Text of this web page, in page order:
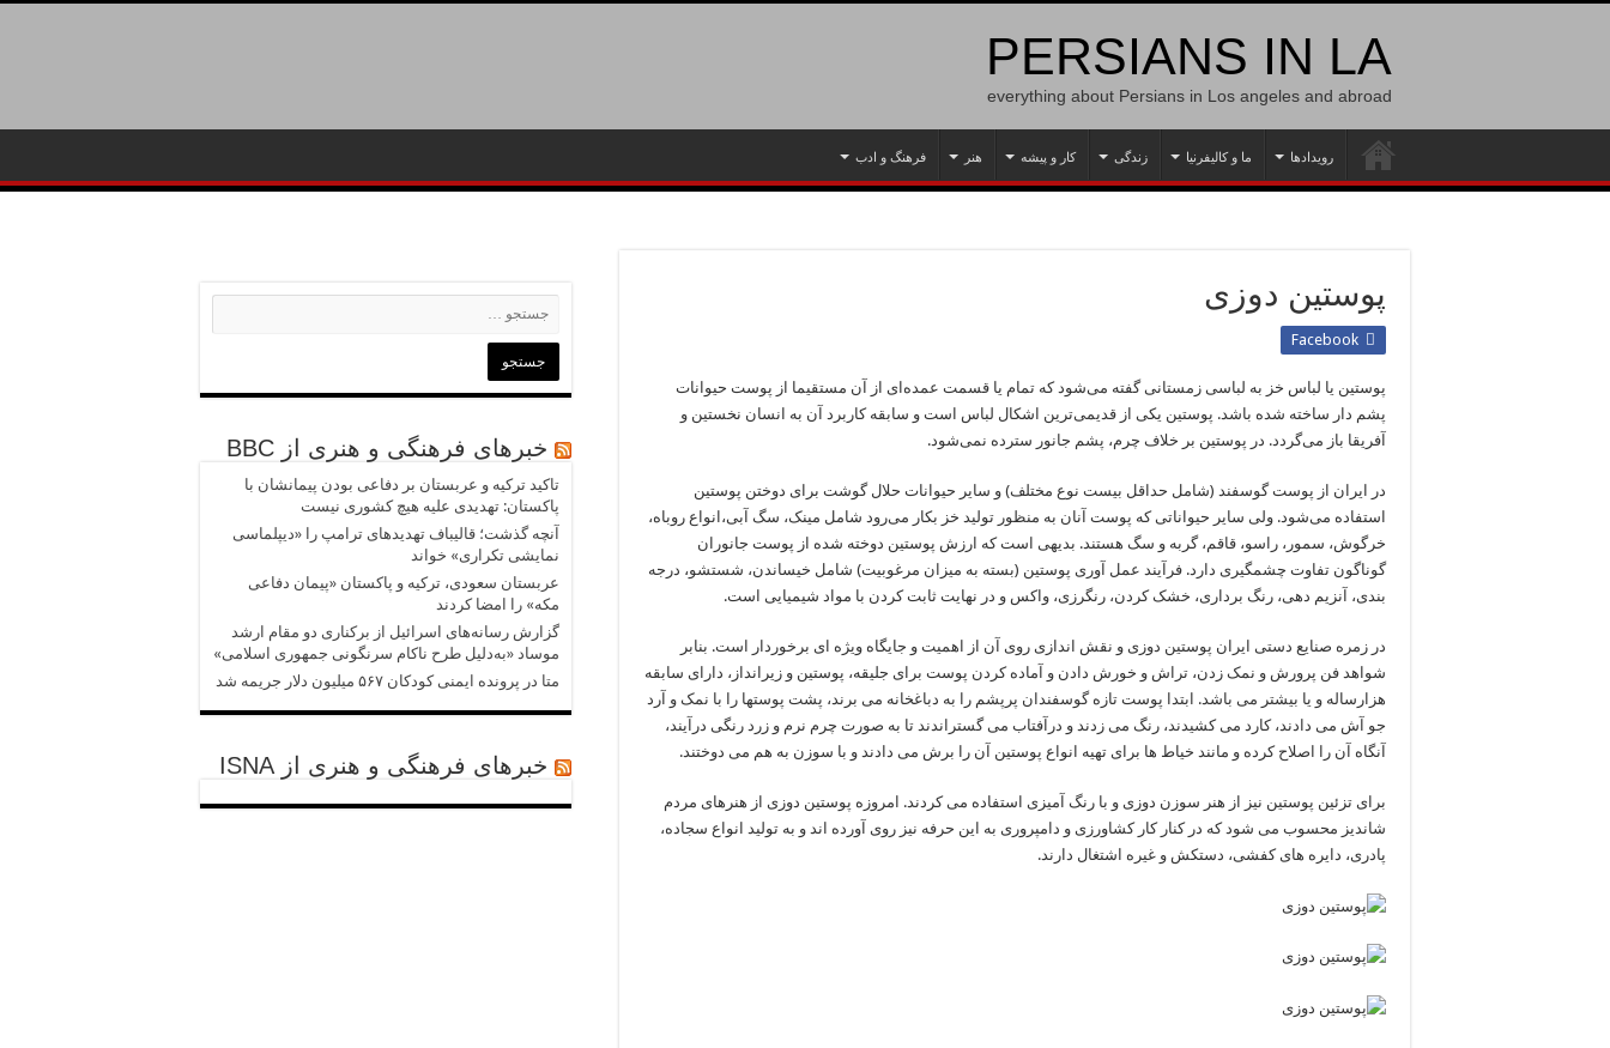
PERSIANS IN LA
everything about Persians in Los angeles and abroad
رویدادها ما و کالیفرنیا زندگی کار و پیشه هنر فرهنگ و ادب
پوستین دوزی
Facebook
پوستین یا لباس خز به لباسی زمستانی گفته می‌شود که تمام یا قسمت عمده‌ای از آن مستقیما از پوست حیوانات
پشم دار ساخته شده باشد. پوستین یکی از قدیمی‌ترین اشکال لباس است و سابقه کاربرد آن به انسان نخستین و
آفریقا باز می‌گردد. در پوستین بر خلاف چرم، پشم جانور سترده نمی‌شود.
در ایران از پوست گوسفند (شامل حداقل بیست نوع مختلف) و سایر حیوانات حلال گوشت برای دوختن پوستین
استفاده می‌شود. ولی سایر حیواناتی که پوست آنان به منظور تولید خز بکار می‌رود شامل مینک، سگ آبی،انواع روباه،
خرگوش، سمور، راسو، قاقم، گربه و سگ هستند. بدیهی است که ارزش پوستین دوخته شده از پوست جانوران
گوناگون تفاوت چشمگیری دارد. فرآیند عمل آوری پوستین (بسته به میزان مرغوبیت) شامل خیساندن، شستشو، درجه
بندی، آنزیم دهی، رنگ برداری، خشک کردن، رنگرزی، واکس و در نهایت ثابت کردن با مواد شیمیایی است.
در زمره صنایع دستی ایران پوستین دوزی و نقش اندازی روی آن از اهمیت و جایگاه ویژه ای برخوردار است. بنابر
شواهد فن پرورش و نمک زدن، تراش و خورش دادن و آماده کردن پوست برای جلیقه، پوستین و زیرانداز، دارای سابقه
هزارساله و یا بیشتر می باشد. ابتدا پوست تازه گوسفندان پرپشم را به دباغخانه می برند، پشت پوستها را با نمک و آرد
جو آش می دادند، کارد می کشیدند، رنگ می زدند و درآفتاب می گستراندند تا به صورت چرم نرم و زرد رنگی درآیند،
آنگاه آن را اصلاح کرده و مانند خیاط ها برای تهیه انواع پوستین آن را برش می دادند و با سوزن به هم می دوختند.
برای تزئین پوستین نیز از هنر سوزن دوزی و با رنگ آمیزی استفاده می کردند. امروزه پوستین دوزی از هنرهای مردم
شاندیز محسوب می شود که در کنار کار کشاورزی و دامپروری به این حرفه نیز روی آورده اند و به تولید انواع سجاده،
پادری، دایره های کفشی، دستکش و غیره اشتغال دارند.
خبرهای فرهنگی و هنری از BBC
تاکید ترکیه و عربستان بر دفاعی بودن پیمانشان با
پاکستان: تهدیدی علیه هیچ کشوری نیست
آنچه گذشت؛ قالیباف تهدیدهای ترامپ را «دیپلماسی
نمایشی تکراری» خواند
عربستان سعودی، ترکیه و پاکستان «پیمان دفاعی
مکه» را امضا کردند
گزارش‌‌ رسانه‌های اسرائیل از برکناری دو مقام ارشد
موساد «به‌دلیل طرح ناکام سرنگونی جمهوری اسلامی»
متا در پرونده ایمنی کودکان ۵۶۷ میلیون دلار جریمه شد
خبرهای فرهنگی و هنری از ISNA